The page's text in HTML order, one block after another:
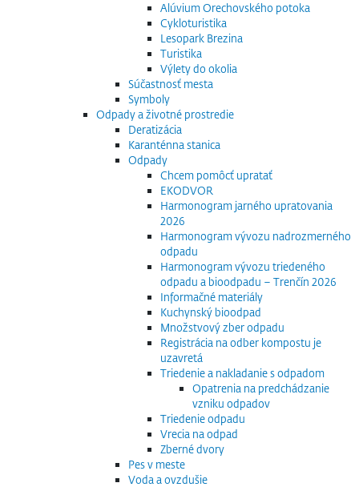
Alúvium Orechovského potoka
Cykloturistika
Lesopark Brezina
Turistika
Výlety do okolia
Súčastnosť mesta
Symboly
Odpady a životné prostredie
Deratizácia
Karanténna stanica
Odpady
Chcem pomôcť upratať
EKODVOR
Harmonogram jarného upratovania
2026
Harmonogram vývozu nadrozmerného
odpadu
Harmonogram vývozu triedeného
odpadu a bioodpadu – Trenčín 2026
Informačné materiály
Kuchynský bioodpad
Množstvový zber odpadu
Registrácia na odber kompostu je
uzavretá
Triedenie a nakladanie s odpadom
Opatrenia na predchádzanie
vzniku odpadov
Triedenie odpadu
Vrecia na odpad
Zberné dvory
Pes v meste
Voda a ovzdušie